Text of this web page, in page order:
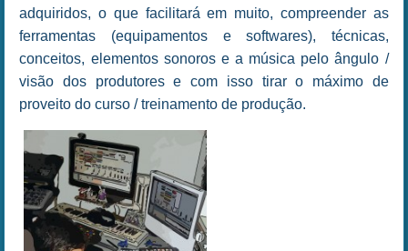
adquiridos, o que facilitará em muito, compreender as
ferramentas (equipamentos e softwares), técnicas,
conceitos, elementos sonoros e a música pelo ângulo /
visão dos produtores e com isso tirar o máximo de
proveito do curso / treinamento de produção.